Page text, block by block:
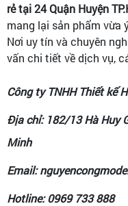
rẻ tại 24 Quận Huyện
mang lại sản phẩm vừa
Nơi uy tín và chuyên
vấn chi tiết về dịch vụ,
Công ty TNHH Thiết kế
Địa chỉ: 182/13 Hà Huy
Minh
Email:
Hotline: 0969 733 888